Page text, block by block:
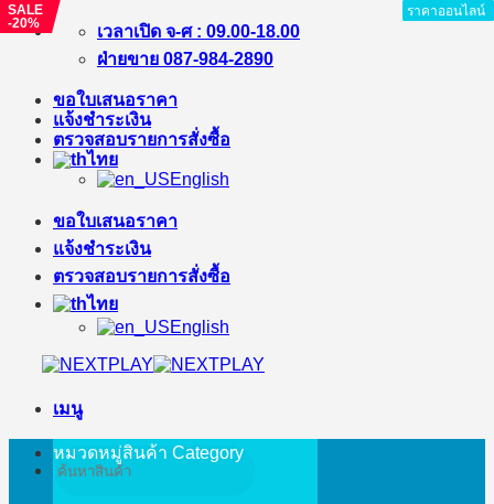
ข้าม
เนื้อหา
เวลาเปิด จ-ศ : 09.00-18.00
ฝ่ายขาย 087-984-2890
ขอใบเสนอราคา
แจ้งชำระเงิน
ตรวจสอบรายการสั่งซื้อ
ไทย
English
ขอใบเสนอราคา
แจ้งชำระเงิน
ตรวจสอบรายการสั่งซื้อ
ไทย
English
เมนู
ค้นหา:
หมวดหมู่สินค้า Category
ราคาออนไลน์
ราคาออนไลน์
ราคาออนไลน์
ราคาออนไลน์
ราคาออนไลน์
ราคาออนไลน์
ราคาออนไลน์
ราคาออนไลน์
SALE
-20%